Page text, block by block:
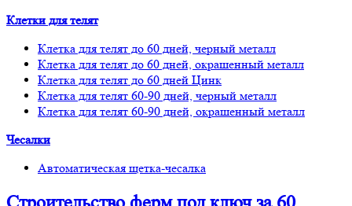
Клетки для телят
Клетка для телят до 60 дней, черный металл
Клетка для телят до 60 дней, окрашенный металл
Клетка для телят до 60 дней Цинк
Клетка для телят 60-90 дней, черный металл
Клетка для телят 60-90 дней, окрашенный металл
Чесалки
Автоматическая щетка-чесалка